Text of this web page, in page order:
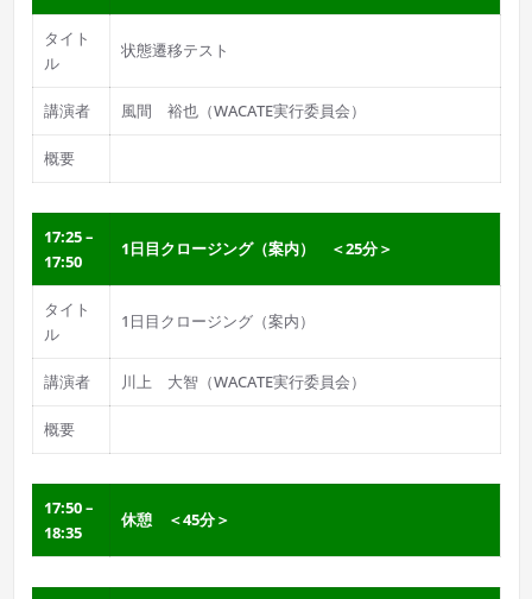
タイト
ル
状態遷移テスト
講演者 風間 裕也（WACATE実行委員会）
概要
17:25 –
17:50
1日目クロージング（案内） ＜25分＞
タイト
ル
1日目クロージング（案内）
講演者 川上 大智（WACATE実行委員会）
概要
17:50 –
18:35
休憩 ＜45分＞